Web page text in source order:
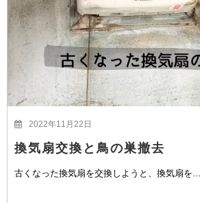
2022年11月22日
換気扇交換と鳥の巣撤去
古くなった換気扇を交換しようと、換気扇を